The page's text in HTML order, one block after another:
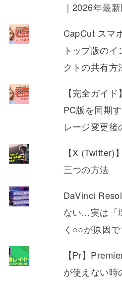
｜2026年最
CapCut スマ
トップ版の
クトの共有方
【完全ガイ
PC版を同期
レージ変更後
【X (Twitter)
三つの方法
DaVinci
ない…実は「
く○○が原因
【Pr】
が使えない時